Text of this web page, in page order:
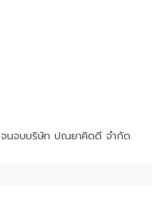
นจบบริษัท ปณยาคิดดี จำกัด